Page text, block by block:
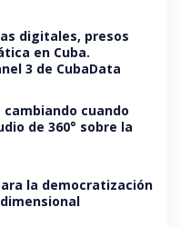
digitales, presos
en Cuba.
3 de CubaData
cuando
de 360° sobre la
la democratización